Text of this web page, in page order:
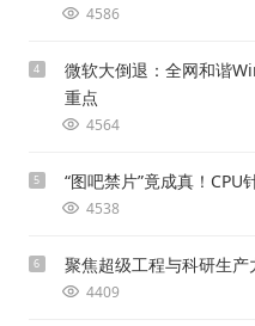
4586
4
微软大倒退：全网和谐
重点
4564
5 “图吧禁片”竟成真！CPU
4538
6 聚焦超级工程与科研生
4409